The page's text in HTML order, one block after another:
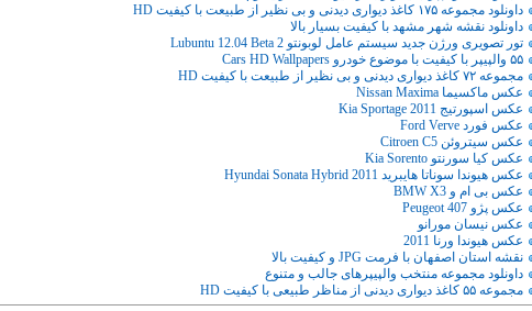
داونلود مجموعه ۱۷۵ کاغذ دیواری دیدنی و بی نظیر از طبیعت با کیفیت HD
داونلود نقشه شهر مشهد با کیفیت بسیار بالا
تور تصویری ورژن جدید سیستم عامل لوبونتو Lubuntu 12.04 Beta 2
۵۵ والپیپر با کیفیت با موضوع خودرو Cars HD Wallpapers
مجموعه ۷۲ کاغذ دیواری دیدنی و بی نظیر از طبیعت با کیفیت HD
عکس ماکسیما Nissan Maxima
عکس اسپورتيج Kia Sportage 2011
عکس فورد Ford Verve
عکس سیتروئن Citroen C5
عکس کیا سورنتو Kia Sorento
عکس هیوندا سوناتا هایبرید Hyundai Sonata Hybrid 2011
عکس بی ام و BMW X3
عکس پژو Peugeot 407
عکس نیسان مورانو
عکس هیوندا ورنا 2011
نقشه استان اصفهان با فرمت JPG و کیفیت بالا
داونلود مجموعه منتخب والپیپرهای جالب و متنوع
مجموعه ۵۵ کاغذ دیواری دیدنی از مناظر طبیعی با کیفیت HD